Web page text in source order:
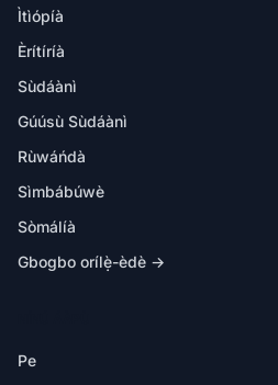
Ìtìópíà
Èrítíríà
Sùdáànì
Gúúsù Sùdáànì
Rùwáńdà
Sìmbábúwè
Sòmálíà
Gbogbo orílẹ̀-èdè →
Pe